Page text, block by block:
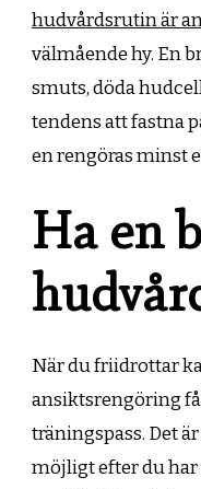
hudvårdsrutin är
välmående hy. En
smuts, döda
tendens att fastna
en rengöras minst
Ha en
När du friidrottar
ansiktsrengöring
träningspass. Det
möjligt efter du